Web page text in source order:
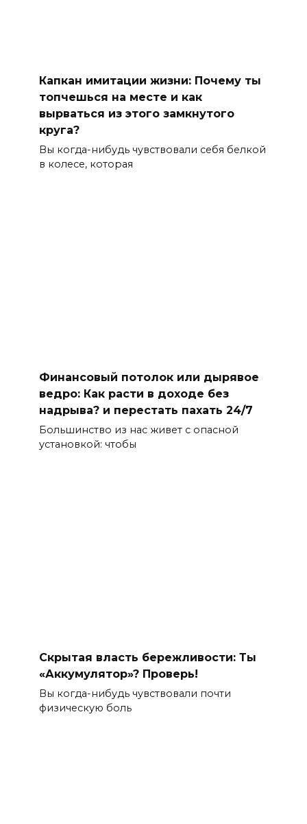
Капкан имитации жизни: Почему ты
топчешься на месте и как
вырваться из этого замкнутого
круга?
Вы когда-нибудь чувствовали себя белкой
в колесе, которая
Финансовый потолок или дырявое
ведро: Как расти в доходе без
надрыва? и перестать пахать 24/7
Большинство из нас живет с опасной
установкой: чтобы
Скрытая власть бережливости: Ты
«Аккумулятор»? Проверь!
Вы когда-нибудь чувствовали почти
физическую боль